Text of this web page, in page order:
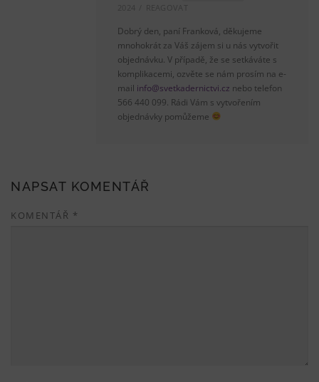
Dobrý den, paní Franková, děkujeme
mnohokrát za Váš zájem si u nás vytvořit
objednávku. V případě, že se setkáváte s
komplikacemi, ozvěte se nám prosím na e-
mail info@svetkadernictvi.cz nebo telefon
566 440 099. Rádi Vám s vytvořením
objednávky pomůžeme
NAPSAT KOMENTÁŘ
KOMENTÁŘ *